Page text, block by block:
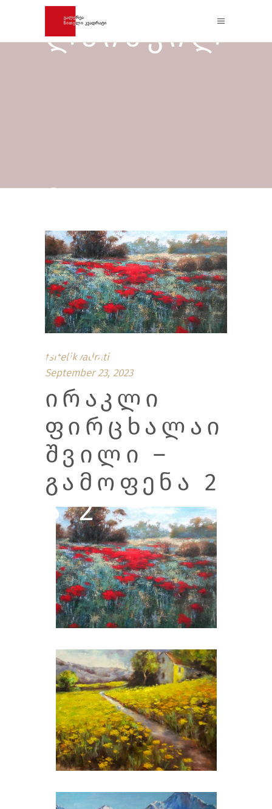
ᲚᲐᲘᲨᲕᲘᲚ
Ი –
ᲒᲐᲛᲝᲤᲔᲜ
Ა 2
tsitelikvadrati
September 23, 2023
ᲘᲠᲐᲙᲚᲘ
ᲤᲘᲠᲪᲮᲐᲚᲐᲘ
ᲨᲕᲘᲚᲘ –
ᲒᲐᲛᲝᲤᲔᲜᲐ 2